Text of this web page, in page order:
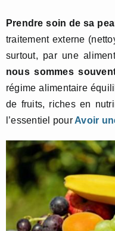
Prendre soin de sa
traitement externe
surtout, par une
nous sommes
régime alimentaire
de fruits, riches en
l’essentiel pour Avoir